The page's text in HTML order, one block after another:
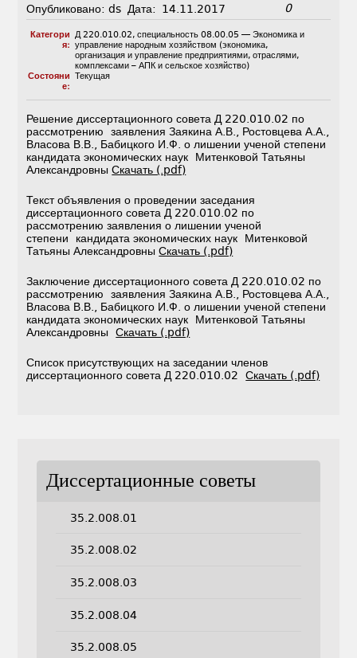
Опубликовано: ds Дата: 14.11.2017 0
Категори
я:
Д 220.010.02, специальность 08.00.05 — Экономика и
управление народным хозяйством (экономика,
организация и управление предприятиями, отраслями,
комплексами – АПК и сельское хозяйство)
Состояни
е:
Текущая
Решение диссертационного совета Д 220.010.02 по
рассмотрению заявления Заякина А.В., Ростовцева А.А.,
Власова В.В., Бабицкого И.Ф. о лишении ученой степени
кандидата экономических наук Митенковой Татьяны
АлександровныСкачать (.pdf)
Текст объявления о проведении заседания
диссертационного совета Д 220.010.02 по
рассмотрению заявления о лишении ученой
степени кандидата экономических наук Митенковой
Татьяны АлександровныСкачать (.pdf)
Заключение диссертационного совета Д 220.010.02 по
рассмотрению заявления Заякина А.В., Ростовцева А.А.,
Власова В.В., Бабицкого И.Ф. о лишении ученой степени
кандидата экономических наук Митенковой Татьяны
АлександровныСкачать (.pdf)
Список присутствующих на заседании членов
диссертационного совета Д 220.010.02Скачать (.pdf)
Диссертационные советы
35.2.008.01
35.2.008.02
35.2.008.03
35.2.008.04
35.2.008.05